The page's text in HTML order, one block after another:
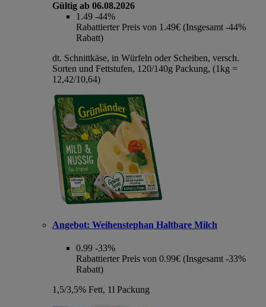
Gültig ab 06.08.2026
1.49 -44%
Rabattierter Preis von 1.49€ (Insgesamt -44%
Rabatt)
dt. Schnittkäse, in Würfeln oder Scheiben, versch.
Sorten und Fettstufen, 120/140g Packung, (1kg =
12,42/10,64)
Angebot: Weihenstephan Haltbare Milch
0.99 -33%
Rabattierter Preis von 0.99€ (Insgesamt -33%
Rabatt)
1,5/3,5% Fett, 1l Packung